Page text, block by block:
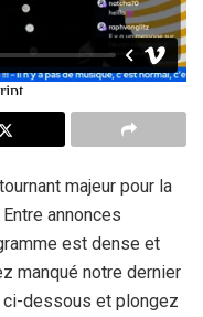
majeur pour la
annonces
est dense et
manqué notre dernier
dessous et plongez